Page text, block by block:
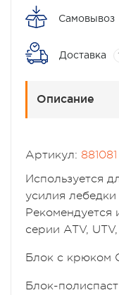
Самовывоз
Доставка
Описание
Артикул: 881081
Используется
усилия лебедки
Рекомендуется
серии ATV,
Блок с крюком
Блок-